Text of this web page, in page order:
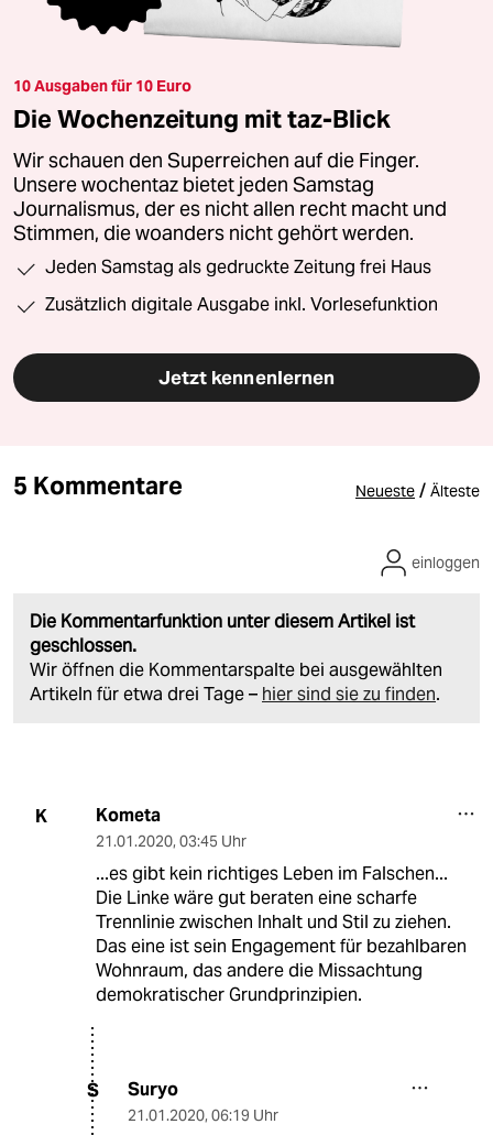
10 Ausgaben für 10 Euro
Die Wochenzeitung mit taz-Blick
Wir schauen den Superreichen auf die Finger.
Unsere wochentaz bietet jeden Samstag
Journalismus, der es nicht allen recht macht und
Stimmen, die woanders nicht gehört werden.
Jeden Samstag als gedruckte Zeitung frei Haus
Zusätzlich digitale Ausgabe inkl. Vorlesefunktion
Jetzt kennenlernen
5 Kommentare Neueste / Älteste
Die Kommentarfunktion unter diesem Artikel ist
geschlossen.
Wir öffnen die Kommentarspalte bei ausgewählten
Artikeln für etwa drei Tage – hier sind sie zu finden.
einloggen
K Kometa
21.01.2020, 03:45 Uhr
...es gibt kein richtiges Leben im Falschen...
Die Linke wäre gut beraten eine scharfe
Trennlinie zwischen Inhalt und Stil zu ziehen.
Das eine ist sein Engagement für bezahlbaren
Wohnraum, das andere die Missachtung
demokratischer Grundprinzipien.
S Suryo
21.01.2020, 06:19 Uhr